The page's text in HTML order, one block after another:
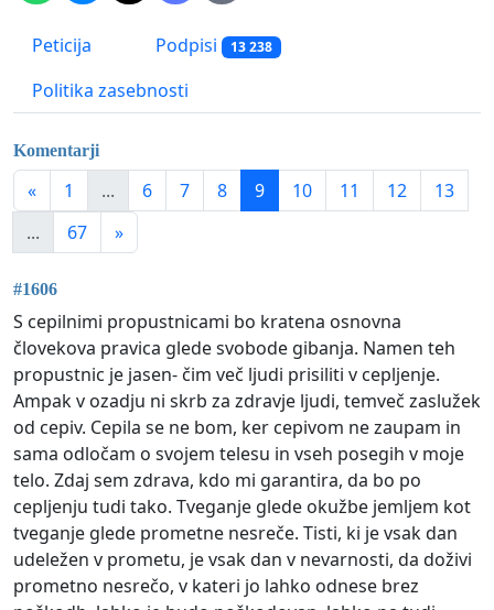
Peticija Podpisi 13 238
Politika zasebnosti
Komentarji
« 1 ... 6 7 8 9 10 11 12
13
...
67 »
#1606
S cepilnimi propustnicami bo kratena osnovna
človekova pravica glede svobode gibanja. Namen teh
propustnic je jasen- čim več ljudi prisiliti v cepljenje.
Ampak v ozadju ni skrb za zdravje ljudi, temveč zaslužek
od cepiv. Cepila se ne bom, ker cepivom ne zaupam in
sama odločam o svojem telesu in vseh posegih v moje
telo. Zdaj sem zdrava, kdo mi garantira, da bo po
cepljenju tudi tako. Tveganje glede okužbe jemljem kot
tveganje glede prometne nesreče. Tisti, ki je vsak dan
udeležen v prometu, je vsak dan v nevarnosti, da doživi
prometno nesrečo, v kateri jo lahko odnese brez